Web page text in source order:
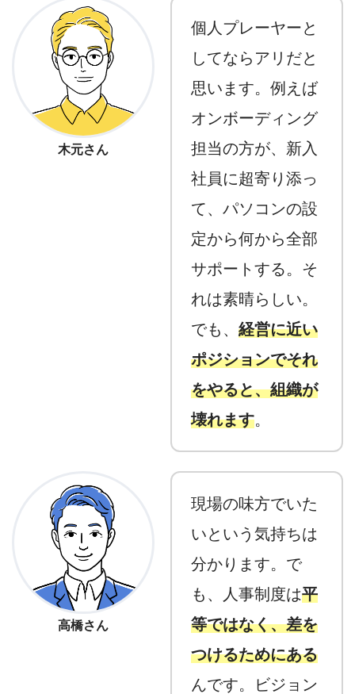
木元さん
個人プレーヤーと
してならアリだと
思います。例えば
オンボーディング
担当の方が、新入
社員に超寄り添っ
て、パソコンの設
定から何から全部
サポートする。そ
れは素晴らしい。
でも、 経営に近い
ポジションでそれ
をやると、組織が
壊れます。
高橋さん
現場の味方でいた
いという気持ちは
分かります。で
も、人事制度は平
等ではなく、差を
つけるためにある
んです。ビジョン